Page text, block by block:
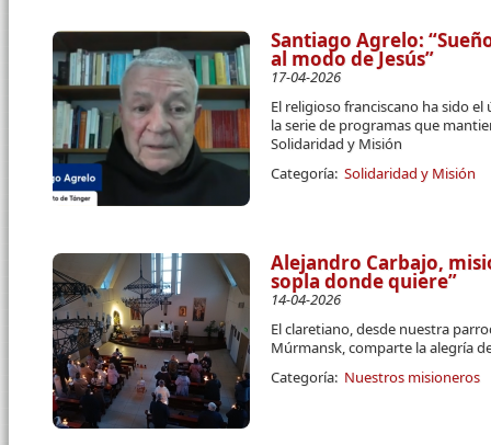
Santiago Agrelo:
al modo de Jesús”
17-04-2026
El religioso franciscano ha sido el
la serie de programas que
Solidaridad y Misión
Categoría: Solidaridad y Misión
Alejandro Carbajo,
sopla donde quiere”
14-04-2026
El claretiano, desde nuestra
Múrmansk, comparte la alegría
Categoría: Nuestros misioneros